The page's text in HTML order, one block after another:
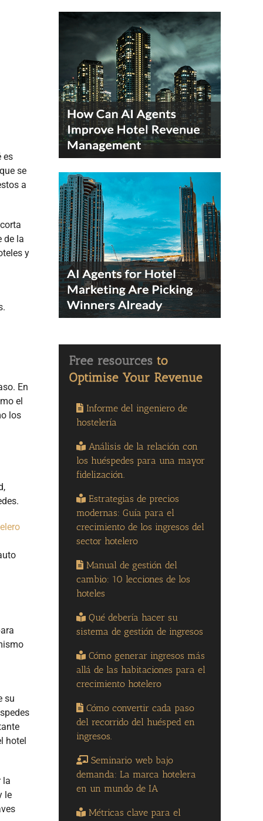
es
se
a
de la
y
En
el
los
su
hotel
la
le
Informe del ingeniero de
hostelería
Análisis de la relación con
los huéspedes para una mayor
fidelización.
Estrategias de precios
modernas: Guía para el
crecimiento de los ingresos del
sector hotelero
Manual de gestión del
cambio: 10 lecciones de los
hoteles
Qué debería hacer su
sistema de gestión de ingresos
Cómo generar ingresos más
allá de las habitaciones para el
crecimiento hotelero
Cómo convertir cada paso
del recorrido del huésped en
ingresos.
Seminario web bajo
demanda: La marca hotelera
en un mundo de IA
Métricas clave para el